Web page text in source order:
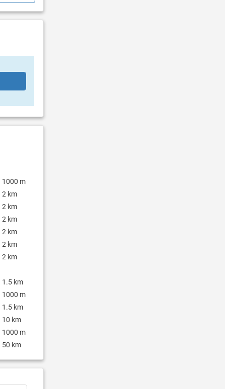
1000 m
2 km
2 km
2 km
2 km
2 km
2 km
1.5 km
1000 m
1.5 km
10 km
1000 m
50 km